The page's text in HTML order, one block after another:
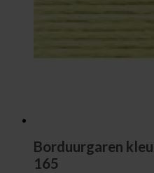
Borduurgaren
165